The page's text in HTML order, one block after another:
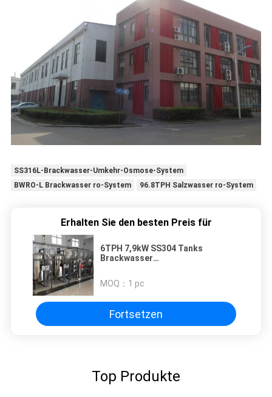
SS316L-Brackwasser-Umkehr-Osmose-System
BWRO-L Brackwasser ro-System
96.8TPH Salzwasser ro-System
Erhalten Sie den besten Preis für
6TPH 7,9kW SS304 Tanks
Brackwasser
MOQ： 1 pc
Fortsetzen
Top Produkte